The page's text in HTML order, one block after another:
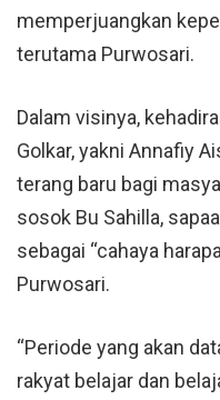
memperjuangkan
terutama Purwosari.
Dalam visinya,
Golkar, yakni Annafiy
terang baru bagi
sosok Bu Sahilla,
sebagai “cahaya
Purwosari.
“Periode yang akan
rakyat belajar dan